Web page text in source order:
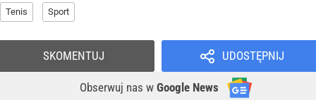
Tenis Sport
UDOSTĘPNIJ
Obserwuj nas w Google News
SKOMENTUJ